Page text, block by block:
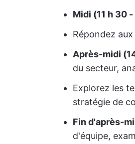
Midi (11 h 30
Répondez
Après-midi
du secteur,
Explorez les
stratégie de
Fin d'après-
d'équipe,